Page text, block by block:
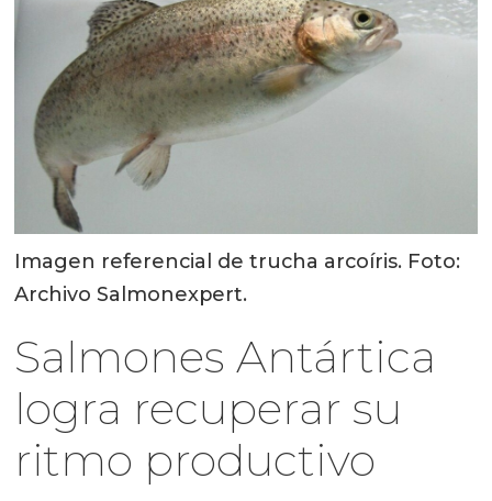
Imagen referencial de trucha arcoíris. Foto:
Archivo Salmonexpert.
Salmones Antártica
logra recuperar su
ritmo productivo